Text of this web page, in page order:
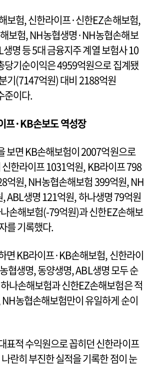
보험, 신한라이프·신한EZ손해보험,
보험, NH농협생명·NH농협손해보
명 등 5대 금융지주 계열 보험사 10
당기순이익은 4959억원으로 집계됐
기(7147억원) 대비 2188억원
준이다.
프·KB손보도 역성장
보면 KB손해보험이 2007억원으로
신한라이프 1031억원, KB라이프 798
억원, NH농협손해보험 399억원, NH
ABL생명 121억원, 하나생명 79억원
손해보험(-79억원)과 신한EZ손해보
를 기록했다.
면 KB라이프·KB손해보험, 신한라이
협생명, 동양생명, ABL생명 모두 순
나손해보험과 신한EZ손해보험은 적
농협손해보험만이 유일하게 순이
표적 수익원으로 꼽히던 신한라이프
란히 부진한 실적을 기록한 점이 눈